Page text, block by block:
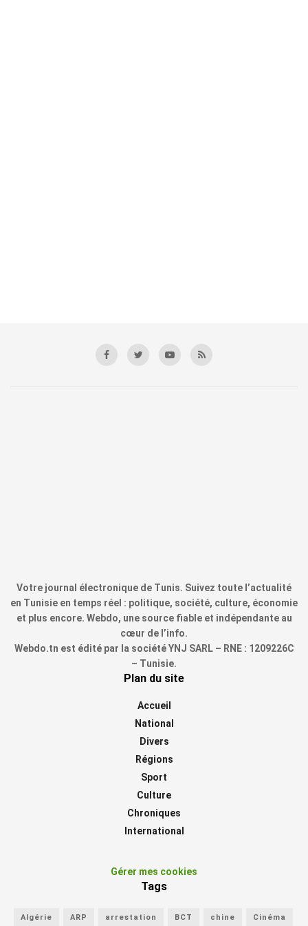
Votre journal électronique de Tunis. Suivez toute l’actualité
en Tunisie en temps réel : politique, société, culture, économie
et plus encore. Webdo, une source fiable et indépendante au
cœur de l’info.
Webdo.tn est édité par la société YNJ SARL – RNE : 1209226C
– Tunisie.
Plan du site
Accueil
National
Divers
Régions
Sport
Culture
Chroniques
International
Gérer mes cookies
Tags
Algérie ARP arrestation BCT chine Cinéma